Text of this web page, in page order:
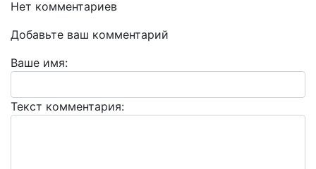
Нет комментариев
Добавьте ваш комментарий
Ваше имя:
Текст комментария: